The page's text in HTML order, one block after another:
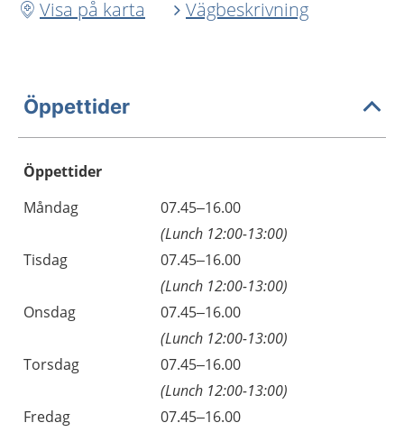
Visa på karta
Vägbeskrivning
Öppettider
Öppettider
Dag
Öppettider
Kommentarer
Måndag
07.45–16.00
(Lunch 12:00-13:00)
Tisdag
07.45–16.00
(Lunch 12:00-13:00)
Onsdag
07.45–16.00
(Lunch 12:00-13:00)
Torsdag
07.45–16.00
(Lunch 12:00-13:00)
Fredag
07.45–16.00